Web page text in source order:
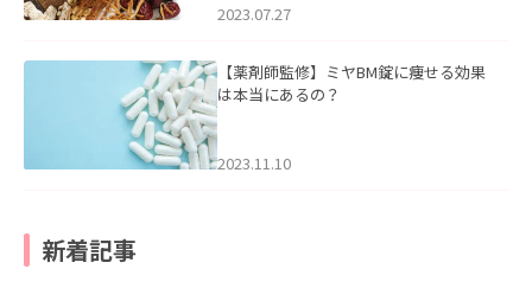
2023.07.27
【薬剤師監修】ミヤBM錠に痩せる効果
は本当にあるの？
2023.11.10
新着記事